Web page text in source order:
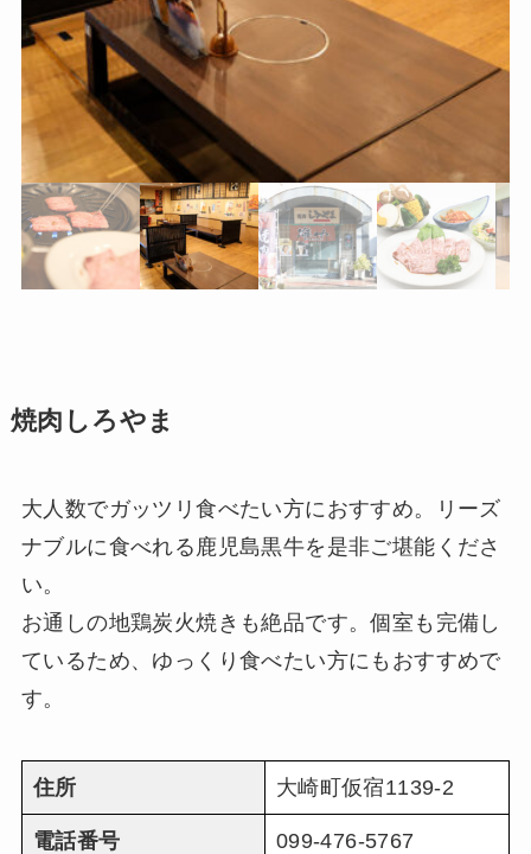
焼肉しろやま
大人数でガッツリ食べたい方におすすめ。リーズ
ナブルに食べれる鹿児島黒牛を是非ご堪能くださ
い。
お通しの地鶏炭火焼きも絶品です。個室も完備し
ているため、ゆっくり食べたい方にもおすすめで
す。
住所 大崎町仮宿1139-2
電話番号 099-476-5767